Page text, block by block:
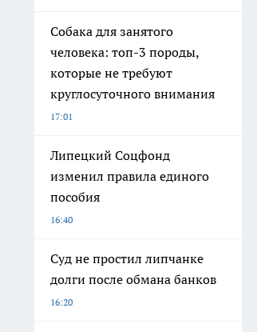
Собака для занятого
человека: топ-3 породы,
которые не требуют
круглосуточного внимания
17:01
Липецкий Соцфонд
изменил правила единого
пособия
16:40
Суд не простил липчанке
долги после обмана банков
16:20